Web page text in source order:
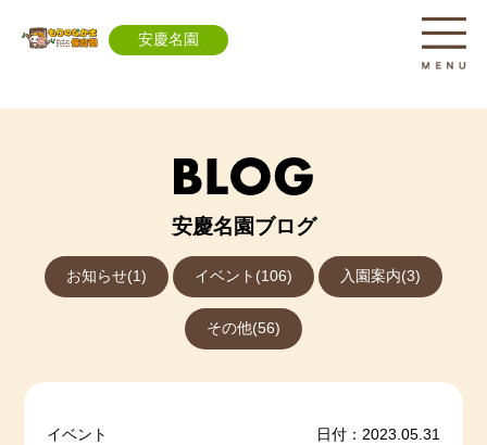
安慶名園
安慶名園ブログ
お知らせ(1) イベント(106) 入園案内(3)
その他(56)
イベント 日付：2023.05.31